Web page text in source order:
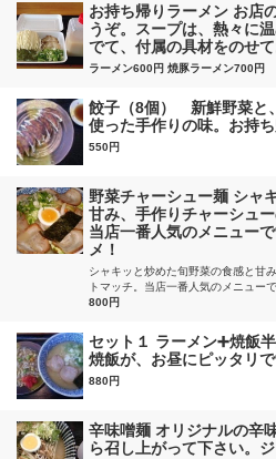
お持ち帰りラーメン お店
うぞ。スープは、熱々に
でて、付属の具材をのせ
ラーメン600円 焼豚ラーメン700円
餃子（8個） 新鮮野菜と
使った手作りの味。お持ち
550円
野菜チャーシュー麺 シャ
甘み、手作りチャーシュ
当店一番人気のメニュー
メ！
シャキッと炒めた旬野菜の食感と甘
トマッチ。当店一番人気のメニュー
800円
セット１ ラーメン➕焼飯
焼飯が、お昼にピッタリで
880円
辛味噌麺 オリジナルの辛
ら召し上がって下さい。